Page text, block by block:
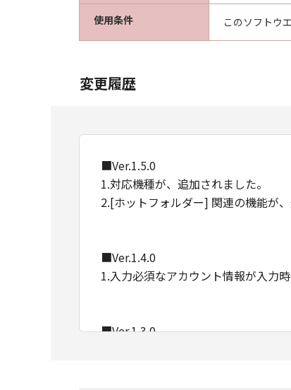
使用条件 このソフトウ
変更履歴
■Ver.1.5.0
1.対応機種が、追加されました。
2.[ホットフォルダー] 関連の機能が、
■Ver.1.4.0
1.入力必須なアカウント情報が入力
■Ver.1.3.0
2.サポートOSにWindows 11を追加